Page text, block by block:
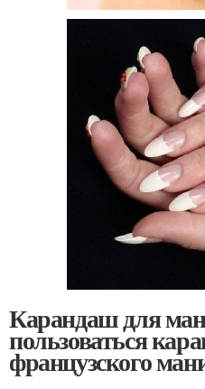
Карандаш для
пользоваться
французского